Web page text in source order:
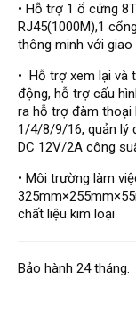
access control
Khóa điện tử VIRO
Khóa điện tử
Access control Syris
Giải pháp
LẮP ĐẶT CAMERA
BÁO ĐỘNG CHỐNG
GIẢI PHÁP GIÁM SÁT
GIẢI PHÁP NHỎ TRỌN
Hỗ trợ kỹ thuật
Tài liệu kỹ thuật
Tin tức
• Hỗ trợ 1 ổ cứng
RJ45(1000M),1
thông minh với
• Hỗ trợ xem lại và
động, hỗ trợ cấu
ra hỗ trợ đàm thoại
1/4/8/9/16, quản lý
DC 12V/2A công
• Môi trường làm
chất liệu kim loại
Bảo hành 24 tháng.